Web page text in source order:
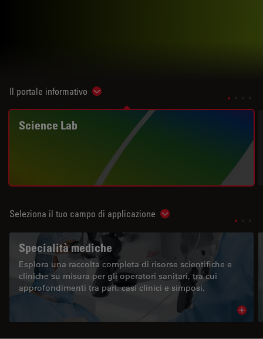
Il portale informativo Show subnavigation
Science Lab
Seleziona il tuo campo di applicazione Show subnavigation
Specialità mediche
Esplora una raccolta completa di risorse scientifiche e
cliniche su misura per gli operatori sanitari, tra cui
approfondimenti tra pari, casi clinici e simposi.